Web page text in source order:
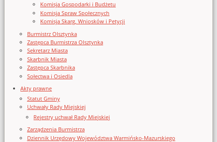
Komisja Gospodarki i Budżetu
Komisja Spraw Społecznych
Komisja Skarg, Wniosków i Petycji
Burmistrz Olsztynka
Zastępca Burmistrza Olsztynka
Sekretarz Miasta
Skarbnik Miasta
Zastępca Skarbnika
Sołectwa i Osiedla
Akty prawne
Statut Gminy
Uchwały Rady Miejskiej
Rejestry uchwał Rady Miejskiej
Zarządzenia Burmistrza
Dziennik Urzędowy Województwa Warmińsko-Mazurskiego